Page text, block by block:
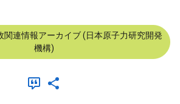
関連情報アーカイブ (日本原子力研究開発
機構)